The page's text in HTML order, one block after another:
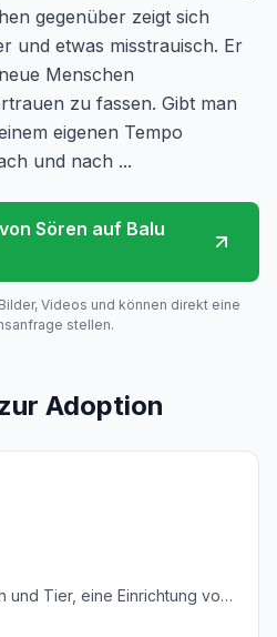
gegenüber zeigt sich
und etwas misstrauisch. Er
Menschen
zu fassen. Gibt man
eigenen Tempo
und nach ...
Sören auf Balu
Videos und können direkt eine
stellen.
Adoption
und Tier, eine Einrichtung vom
e.V.